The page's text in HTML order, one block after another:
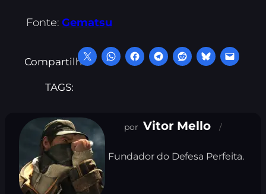
Fonte:Gematsu
Compartilhe:
TAGS:
Vitor Mello
Fundador do Defesa Perfeita.